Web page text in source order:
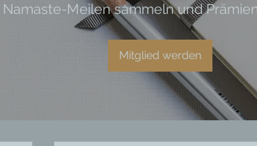
Namaste-Meilen sammeln und
Mitglied werden